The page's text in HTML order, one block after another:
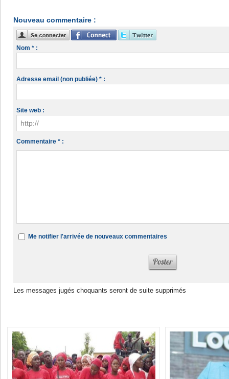
Nouveau commentaire :
Nom * :
Adresse email (non publiée) * :
Site web :
Commentaire * :
Me notifier l'arrivée de nouveaux commentaires
Les messages jugés choquants seront de suite supprimés